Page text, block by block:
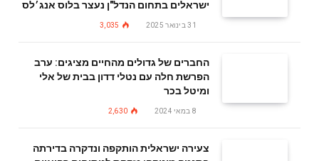
ישראלים בתחום הנדל"ן נעצר בלוס אנג׳לס
31 בינואר 2025 3,035
החברים של גדולים מהחיים מציגים: ערב
הפרשת חלה עם נטלי דדון בבית של אלי
ומיטל בכר
8 במאי 2024 2,630
צעירה ישראלית הותקפה ונדקרה בדירתה